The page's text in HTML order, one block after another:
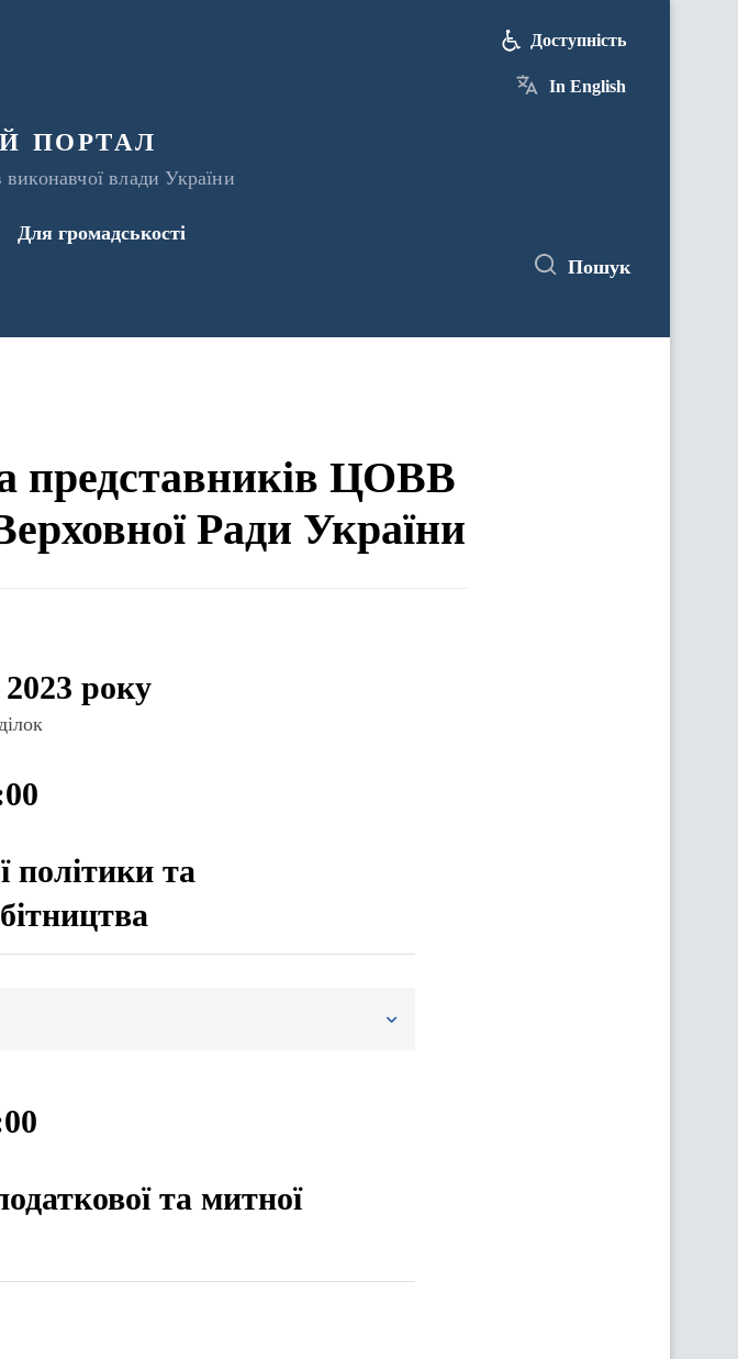
портал
влади України
Доступність
In English
Для громадськості
Пошук
членів Уряду та представників ЦОВВ у засіданнях комітетів Верховної Ради України
представників ЦОВВ
Ради України
року
політики та
та митної